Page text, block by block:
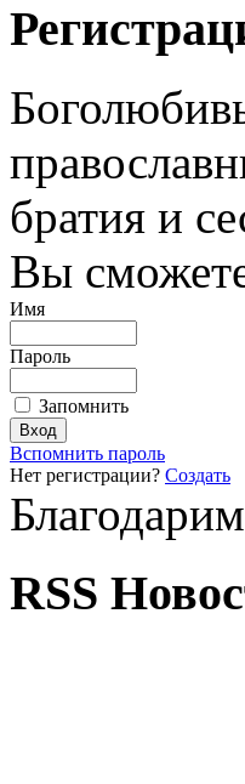
братия и
Вы
Имя
Пароль
Запомнить
Вспомнить пароль
Нет регистрации? Создать
RSS